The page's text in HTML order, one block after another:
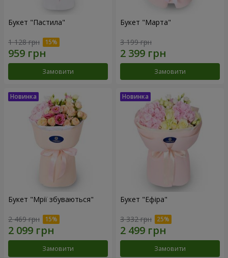
Букет "Пастила"
1 128 грн
Замовити
Букет "Марта"
3 199 грн
Замовити
Букет "Мрії збуваються"
2 469 грн
Замовити
Букет "Ефіра"
3 332 грн
Замовити